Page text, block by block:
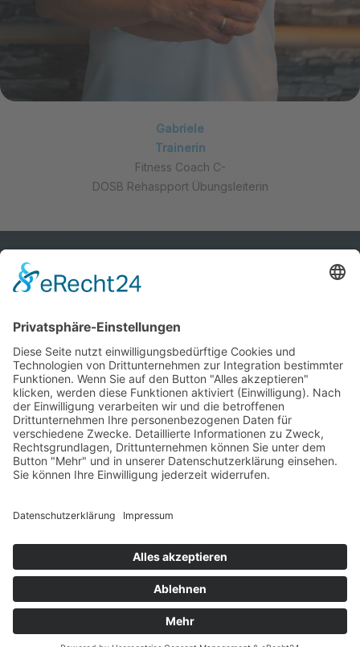
Termin buchen
Gabriele
Trainerin
Fitness Coach C-
DOSB Rehaspport Übungsleiterin
Starte deine Reise
Tritt der Reboot Fitness Community bei und finden das
um eine Fitnessziele zu erreichen.
AGBS
Urheberrecht © 2026 Reboot Fitness